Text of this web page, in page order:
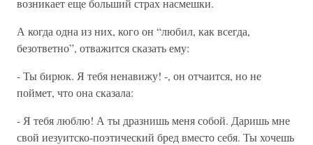
возникает еще больший страх насмешки.
А когда одна из них, кого он “любил, как всегда,
безответно”, отважится сказать ему:
- Ты бирюк. Я тебя ненавижу! -, он отчаится, но не
поймет, что она сказала:
- Я тебя люблю! А ты дразнишь меня собой. Даришь мне
свой иезуитско-поэтический бред вместо себя. Ты хочешь